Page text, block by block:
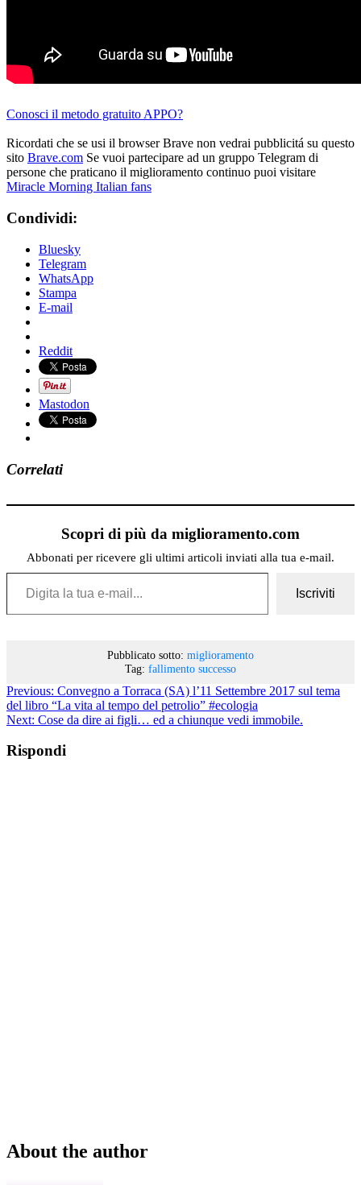
Conosci il metodo gratuito APPO?
Ricordati che se usi il browser Brave non vedrai pubblicitá su questo
sito Brave.com Se vuoi partecipare ad un gruppo Telegram di
persone che praticano il miglioramento continuo puoi visitare
Miracle Morning Italian fans
Condividi:
Bluesky
Telegram
WhatsApp
Stampa
E-mail
Reddit
Mastodon
Correlati
Scopri di più da miglioramento.com
Abbonati per ricevere gli ultimi articoli inviati alla tua e-mail.
Digita la tua e-mail...
Iscriviti
Pubblicato sotto: miglioramento
Tag: fallimento successo
Previous: Convegno a Torraca (SA) l’11 Settembre 2017 sul tema
del libro “La vita al tempo del petrolio” #ecologia
Next: Cose da dire ai figli… ed a chiunque vedi immobile.
Rispondi
About the author